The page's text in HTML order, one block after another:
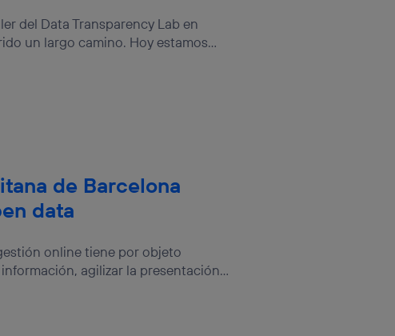
del Data Transparency Lab en
un largo camino. Hoy estamos...
de Barcelona
data
online tiene por objeto
agilizar la presentación...
del hogar que
en la parte